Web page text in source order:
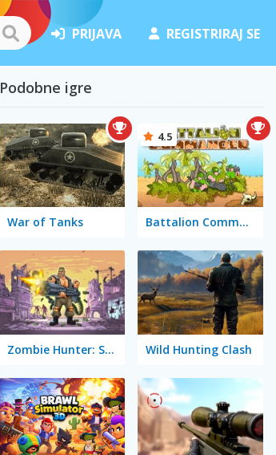
PRIJAVA REGISTRIRAJ SE
Podobne igre
War of Tanks Battalion Commander
4.5
Zombie Hunter: Survival Wild Hunting Clash